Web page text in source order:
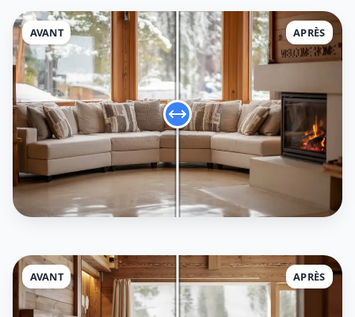
AVANT APRÈS
AVANT APRÈS